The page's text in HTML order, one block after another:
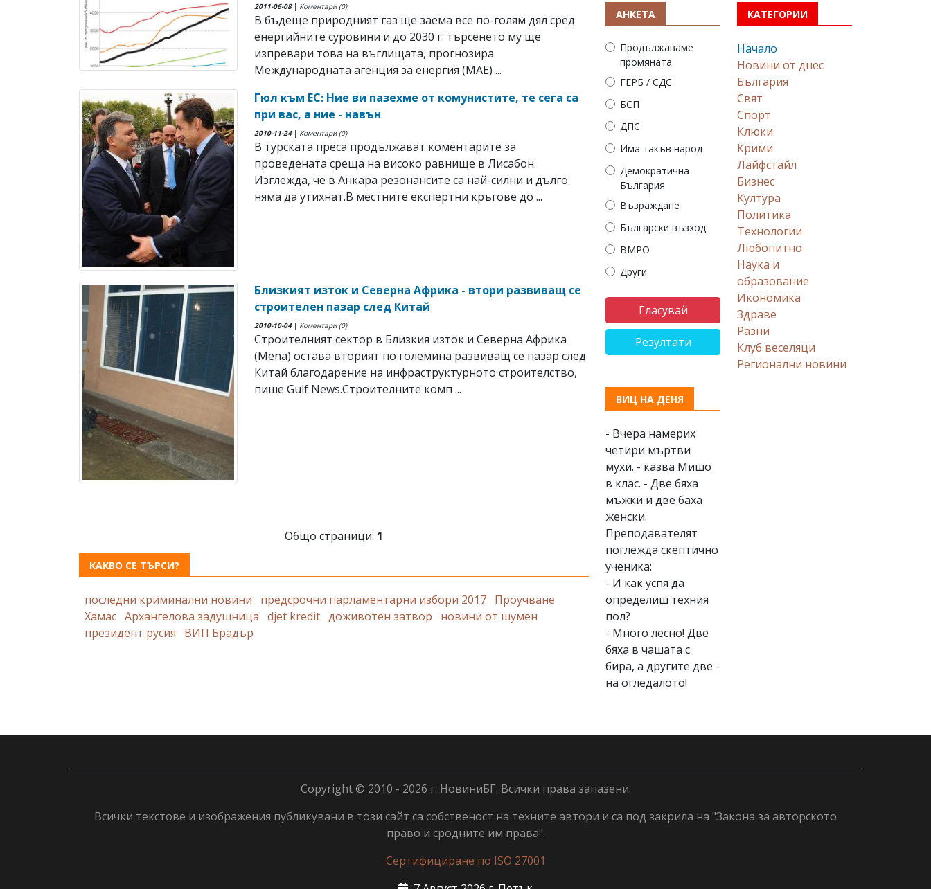
2011-06-08| Коментари (0)
В бъдеще природният газ ще заема все по-голям дял сред
енергийните суровини и до 2030 г. търсенето му ще
изпревари това на въглищата, прогнозира
Международната агенция за енергия (МАЕ) ...
Гюл към ЕС: Ние ви пазехме от комунистите, те сега са
при вас, а ние - навън
2010-11-24| Коментари (0)
В турската преса продължават коментарите за
проведената среща на високо равнище в Лисабон.
Изглежда, че в Анкара резонансите са най-силни и дълго
няма да утихнат.В местните експертни кръгове до ...
Близкият изток и Северна Африка - втори развиващ се
строителен пазар след Китай
2010-10-04| Коментари (0)
Строителният сектор в Близкия изток и Северна Африка
(Mena) остава вторият по големина развиващ се пазар след
Китай благодарение на инфраструктурното строителство,
пише Gulf News.Строителните комп ...
Общо страници: 1
КАКВО СЕ ТЪРСИ?
последни криминални новини предсрочни парламентарни избори 2017 Проучване
Хамас Архангелова задушница djet kredit доживотен затвор
новини от шумен
президент русия
ВИП Брадър
АНКЕТА
Продължаваме
промяната
ГЕРБ / СДС
БСП
ДПС
Има такъв народ
Демократична
България
Възраждане
Български възход
ВМРО
Други
Резултати
КАТЕГОРИИ
Начало
Новини от днес
България
Свят
Спорт
Клюки
Крими
Лайфстайл
Бизнес
Култура
Политика
Технологии
Любопитно
Наука и
образование
Икономика
Здраве
Разни
Клуб веселяци
Регионални новини
ВИЦ НА ДЕНЯ
- Вчера намерих
четири мъртви
мухи. - казва Мишо
в клас. - Две бяха
мъжки и две баха
женски.
Преподавателят
поглежда скептично
ученика:
- И как успя да
определиш техния
пол?
- Много лесно! Две
бяха в чашата с
бира, а другите две -
на огледалото!
Copyright © 2010 - 2026 г. НовиниБГ. Всички права запазени.
Всички текстове и изображения публикувани в този сайт са собственост на техните автори и са под закрила на "Закона за авторското
право и сродните им права".
Сертифициране по ISO 27001